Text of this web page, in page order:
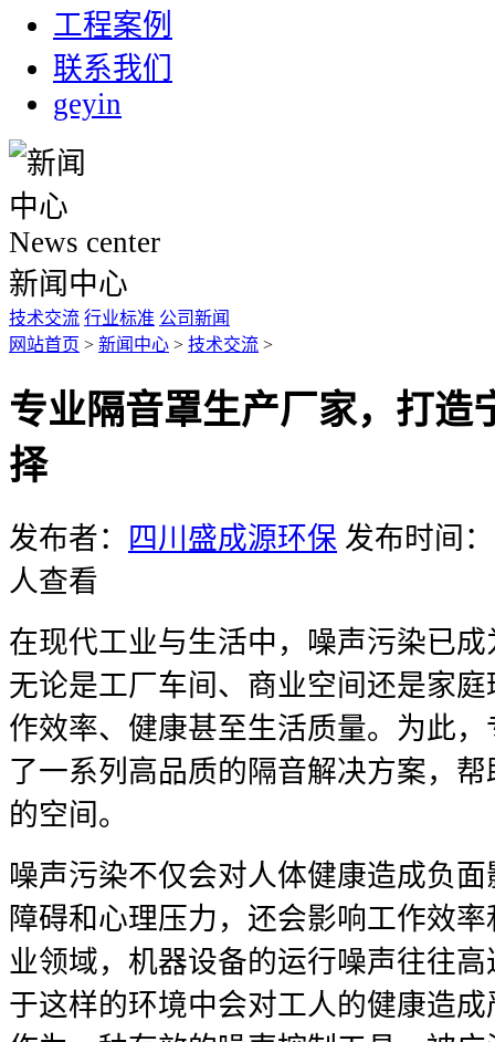
工程案例
联系我们
geyin
News center
新闻中心
技术交流 行业标准 公司新闻
网站首页 > 新闻中心 > 技术交流 >
专业隔音罩生产厂家，打造
择
发布者： 四川盛成源环保 发布时间
人查看
在现代工业与生活中，噪声污染已
无论是工厂车间、商业空间还是家
作效率、健康甚至生活质量。为此
了一系列高品质的隔音解决方案，
的空间。
噪声污染不仅会对人体健康造成负
障碍和心理压力，还会影响工作效
业领域，机器设备的运行噪声往往
于这样的环境中会对工人的健康造